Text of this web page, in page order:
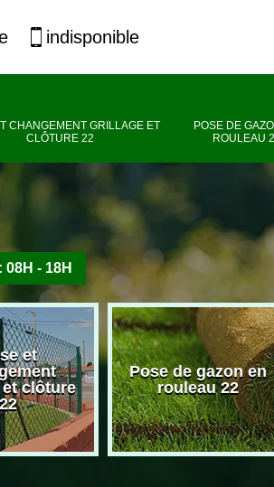
indisponible
CHANGEMENT GRILLAGE ET
CLÔTURE 22
POSE DE
ROULEAU
08H - 18H
et
clôture
22
Pose de gazon en
rouleau 22